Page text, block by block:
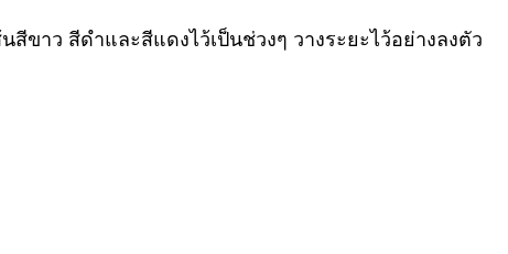
ขาว สีดำและสีแดงไว้เป็นช่วงๆ วางระยะไว้อย่างลงตัว